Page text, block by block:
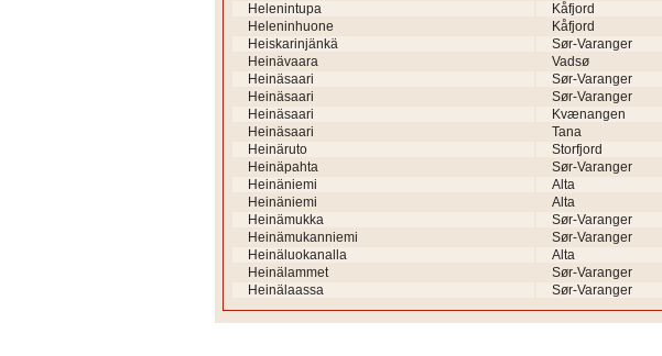
Helenintupa
Kåfjord
Heleninhuone
Kåfjord
Heiskarinjänkä
Sør-Varanger
Heinävaara
Vadsø
Heinäsaari
Sør-Varanger
Heinäsaari
Sør-Varanger
Heinäsaari
Kvænangen
Heinäsaari
Tana
Heinäruto
Storfjord
Heinäpahta
Sør-Varanger
Heinäniemi
Alta
Heinäniemi
Alta
Heinämukka
Sør-Varanger
Heinämukanniemi
Sør-Varanger
Heinäluokanalla
Alta
Heinälammet
Sør-Varanger
Heinälaassa
Sør-Varanger